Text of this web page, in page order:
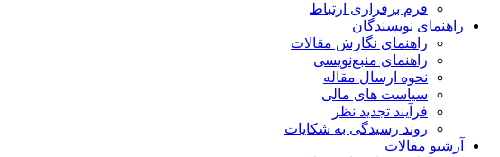
فرم برقراری ارتباط
راهنمای نویسندگان
راهنمای نگارش مقالات
راهنمای منبع‌نویسی
نحوه ارسال مقاله
سیاست های مالی
فرآیند تجدید نظر
روند رسیدگی به شکایات
آرشیو مقالات